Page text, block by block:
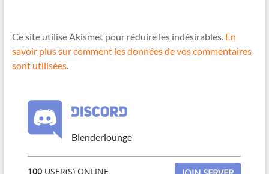
Ce site utilise Akismet pour réduire les indésirables. En
savoir plus sur comment les données de vos commentaires
sont utilisées.
Blenderlounge
100 USER(S) ONLINE